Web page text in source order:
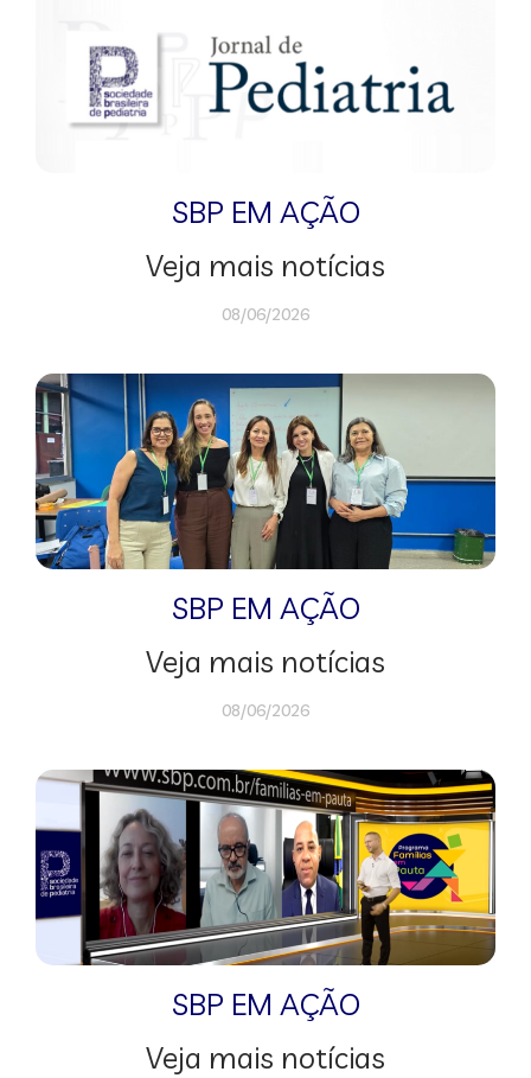
SBP EM AÇÃO
Veja mais notícias
08/06/2026
SBP EM AÇÃO
Veja mais notícias
08/06/2026
SBP EM AÇÃO
Veja mais notícias